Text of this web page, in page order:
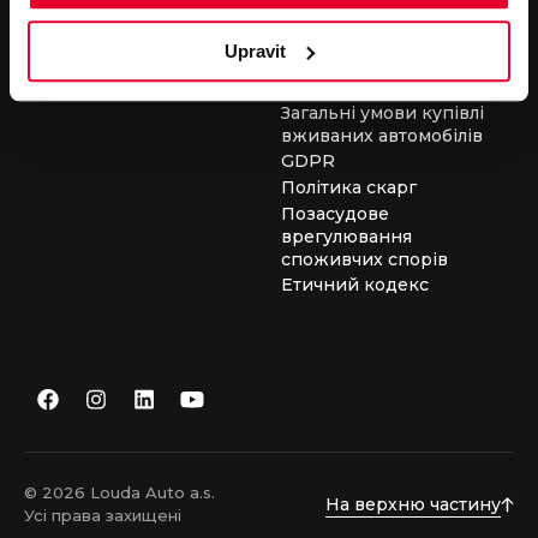
Upravit
засобів
Загальні умови для
виконання сервісних
робіт
Загальні умови купівлі
вживаних автомобілів
GDPR
Політика скарг
Позасудове
врегулювання
споживчих спорів
Етичний кодекс
© 2026 Louda Auto a.s.
Усі права захищені
На верхню частину